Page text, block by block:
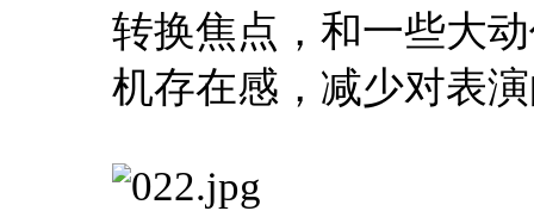
转换焦点，和一些大
机存在感，减少对表